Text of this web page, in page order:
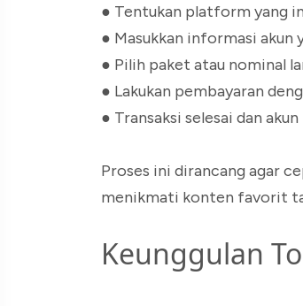
● Tentukan platform yang
● Masukkan informasi akun
● Pilih paket atau nominal
● Lakukan pembayaran
● Transaksi selesai dan
Proses ini dirancang agar
menikmati konten favorit
Keunggulan